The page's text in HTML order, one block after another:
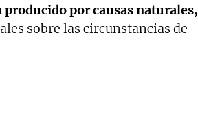
por causas naturales,
sobre las circunstancias de